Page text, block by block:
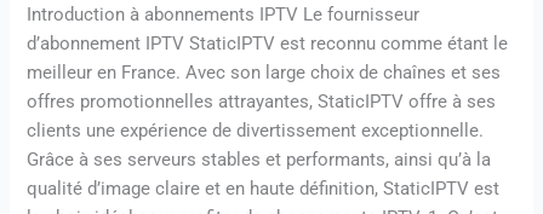
Introduction à abonnements IPTV Le fournisseur
d’abonnement IPTV StaticIPTV est reconnu comme étant le
meilleur en France. Avec son large choix de chaînes et ses
offres promotionnelles attrayantes, StaticIPTV offre à ses
clients une expérience de divertissement exceptionnelle.
Grâce à ses serveurs stables et performants, ainsi qu’à la
qualité d’image claire et en haute définition, StaticIPTV est